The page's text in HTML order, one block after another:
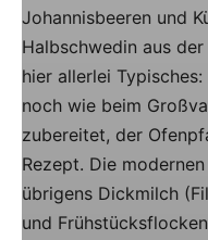
Johannisbeeren und
Halbschwedin aus
hier allerlei
noch wie beim
zubereitet, der
Rezept. Die
übrigens Dickmilch
und